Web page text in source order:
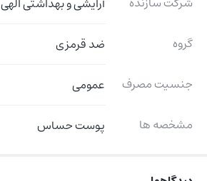
گروه
ضد قرمزی
جنسیت مصرف
عمومی
مشخصه ها
پوست حساس